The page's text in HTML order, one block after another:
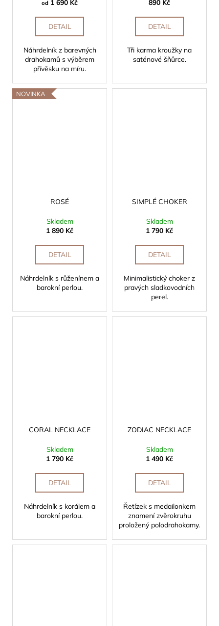
od 1 690 Kč
DETAIL
Náhrdelník z barevných
drahokamů s výběrem
přívěsku na míru.
890 Kč
DETAIL
Tři karma kroužky na
saténové šňůrce.
NOVINKA
ROSÉ
Skladem
1 890 Kč
DETAIL
Náhrdelník s růženínem a
barokní perlou.
SIMPLÉ CHOKER
Skladem
1 790 Kč
DETAIL
Minimalistický choker z
pravých sladkovodních
perel.
CORAL NECKLACE
Skladem
1 790 Kč
DETAIL
Náhrdelník s korálem a
barokní perlou.
ZODIAC NECKLACE
Skladem
1 490 Kč
DETAIL
Řetízek s medailonkem
znamení zvěrokruhu
proložený polodrahokamy.